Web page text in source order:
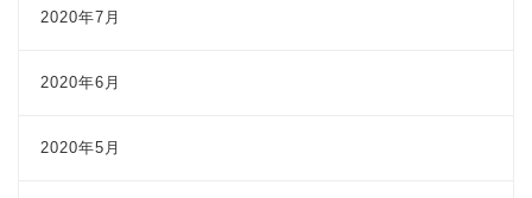
2020年7月
2020年6月
2020年5月